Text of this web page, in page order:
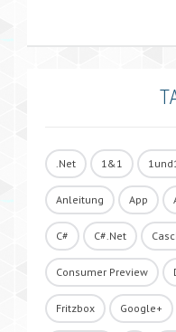
.Net 1&1
Anleitung App
C# C#.Net
Consumer Preview
Fritzbox Google+